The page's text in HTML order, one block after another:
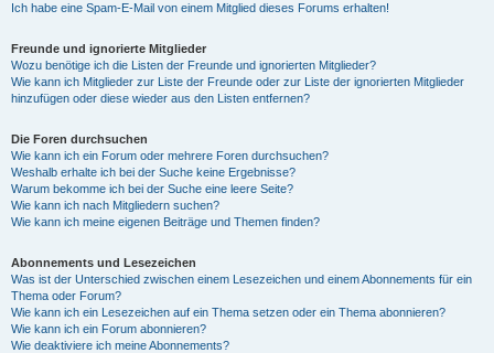
Ich habe eine Spam-E-Mail von einem Mitglied dieses Forums erhalten!
Freunde und ignorierte Mitglieder
Wozu benötige ich die Listen der Freunde und ignorierten Mitglieder?
Wie kann ich Mitglieder zur Liste der Freunde oder zur Liste der ignorierten Mitglieder
hinzufügen oder diese wieder aus den Listen entfernen?
Die Foren durchsuchen
Wie kann ich ein Forum oder mehrere Foren durchsuchen?
Weshalb erhalte ich bei der Suche keine Ergebnisse?
Warum bekomme ich bei der Suche eine leere Seite?
Wie kann ich nach Mitgliedern suchen?
Wie kann ich meine eigenen Beiträge und Themen finden?
Abonnements und Lesezeichen
Was ist der Unterschied zwischen einem Lesezeichen und einem Abonnements für ein
Thema oder Forum?
Wie kann ich ein Lesezeichen auf ein Thema setzen oder ein Thema abonnieren?
Wie kann ich ein Forum abonnieren?
Wie deaktiviere ich meine Abonnements?